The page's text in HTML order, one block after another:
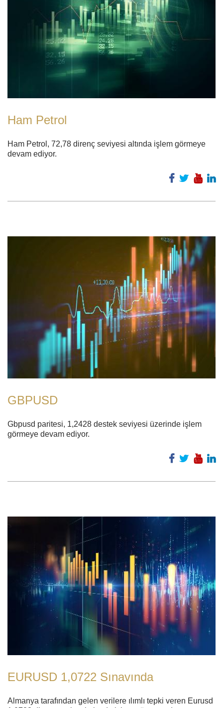
Ham Petrol
Ham Petrol, 72,78 direnç seviyesi altında işlem görmeye
devam ediyor.
GBPUSD
Gbpusd paritesi, 1,2428 destek seviyesi üzerinde işlem
görmeye devam ediyor.
EURUSD 1,0722 Sınavında
Almanya tarafından gelen verilere ılımlı tepki veren Eurusd